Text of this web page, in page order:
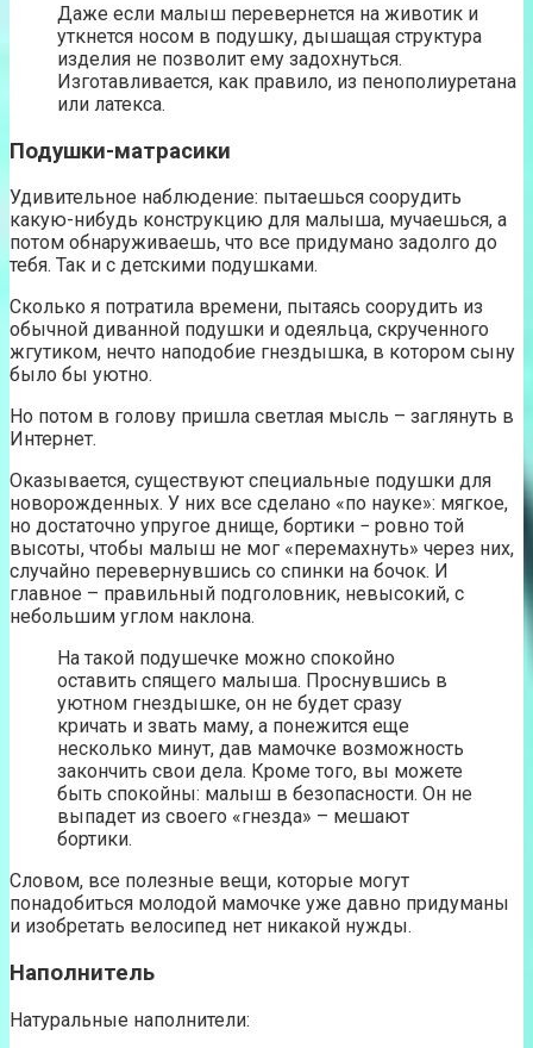
Даже если малыш перевернется на животик и
уткнется носом в подушку, дышащая структура
изделия не позволит ему задохнуться.
Изготавливается, как правило, из пенополиуретана
или латекса.
Подушки-матрасики
Удивительное наблюдение: пытаешься соорудить
какую-нибудь конструкцию для малыша, мучаешься, а
потом обнаруживаешь, что все придумано задолго до
тебя. Так и с детскими подушками.
Сколько я потратила времени, пытаясь соорудить из
обычной диванной подушки и одеяльца, скрученного
жгутиком, нечто наподобие гнездышка, в котором сыну
было бы уютно.
Но потом в голову пришла светлая мысль – заглянуть в
Интернет.
Оказывается, существуют специальные подушки для
новорожденных. У них все сделано «по науке»: мягкое,
но достаточно упругое днище, бортики − ровно той
высоты, чтобы малыш не мог «перемахнуть» через них,
случайно перевернувшись со спинки на бочок. И
главное – правильный подголовник, невысокий, с
небольшим углом наклона.
На такой подушечке можно спокойно
оставить спящего малыша. Проснувшись в
уютном гнездышке, он не будет сразу
кричать и звать маму, а понежится еще
несколько минут, дав мамочке возможность
закончить свои дела. Кроме того, вы можете
быть спокойны: малыш в безопасности. Он не
выпадет из своего «гнезда» – мешают
бортики.
Словом, все полезные вещи, которые могут
понадобиться молодой мамочке уже давно придуманы
и изобретать велосипед нет никакой нужды.
Наполнитель
Натуральные наполнители: